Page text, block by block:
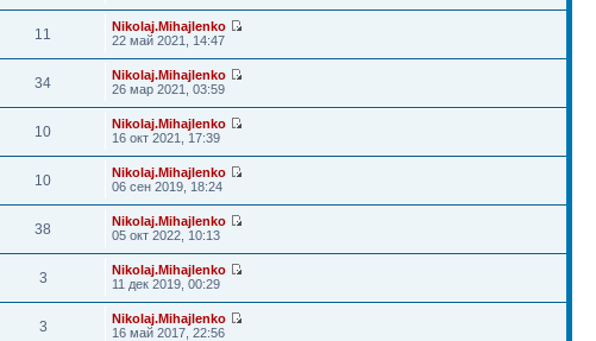
11
Nikolaj.Mihajlenko
22 май 2021, 14:47
34
Nikolaj.Mihajlenko
26 мар 2021, 03:59
10
Nikolaj.Mihajlenko
16 окт 2021, 17:39
10
Nikolaj.Mihajlenko
06 сен 2019, 18:24
38
Nikolaj.Mihajlenko
05 окт 2022, 10:13
3
Nikolaj.Mihajlenko
11 дек 2019, 00:29
3
Nikolaj.Mihajlenko
16 май 2017, 22:56